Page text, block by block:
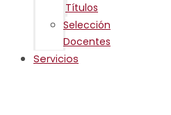
Títulos
Selección
Docentes
Servicios